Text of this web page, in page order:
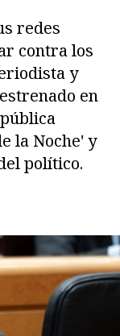
redes
contra los
y
en
la Noche' y
político.